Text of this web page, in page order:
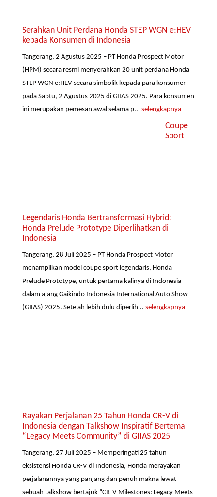
Serahkan Unit Perdana Honda STEP WGN e:HEV
kepada Konsumen di Indonesia
Tangerang, 2 Agustus 2025 – PT Honda Prospect Motor
(HPM) secara resmi menyerahkan 20 unit perdana Honda
STEP WGN e:HEV secara simbolik kepada para konsumen
pada Sabtu, 2 Agustus 2025 di GIIAS 2025. Para konsumen
ini merupakan pemesan awal selama p...selengkapnya
Coupe
Sport
Legendaris Honda Bertransformasi Hybrid:
Honda Prelude Prototype Diperlihatkan di
Indonesia
Tangerang, 28 Juli 2025 – PT Honda Prospect Motor
menampilkan model coupe sport legendaris, Honda
Prelude Prototype, untuk pertama kalinya di Indonesia
dalam ajang Gaikindo Indonesia International Auto Show
(GIIAS) 2025. Setelah lebih dulu diperlih...selengkapnya
Rayakan Perjalanan 25 Tahun Honda CR-V di
Indonesia dengan Talkshow Inspiratif Bertema
“Legacy Meets Community” di GIIAS 2025
Tangerang, 27 Juli 2025 – Memperingati 25 tahun
eksistensi Honda CR-V di Indonesia, Honda merayakan
perjalanannya yang panjang dan penuh makna lewat
sebuah talkshow bertajuk “CR-V Milestones: Legacy Meets